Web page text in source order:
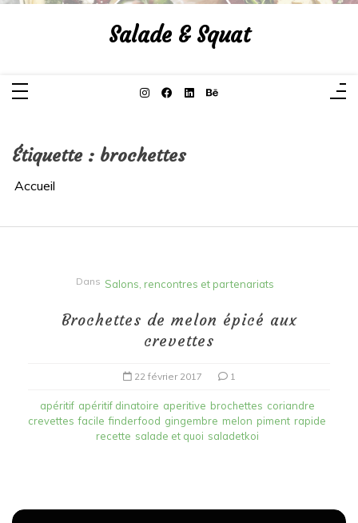
Aller
Salade & Squat
Étiquette : brochettes
Accueil
Dans Salons, rencontres et partenariats
Brochettes de melon épicé aux
crevettes
22 février 2017 1
apéritif apéritif dinatoire aperitive brochettes coriandre
crevettes facile finderfood gingembre melon piment rapide
recette salade et quoi saladetkoi